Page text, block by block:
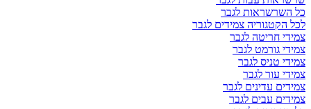
כל השרשראות לגבר
לכל הקטגוריה צמידים לגבר
צמידי חריטה לגבר
צמידי גורמט לגבר
צמידי טניס לגבר
צמידי עור לגבר
צמידים עדינים לגבר
צמידים עבים לגבר